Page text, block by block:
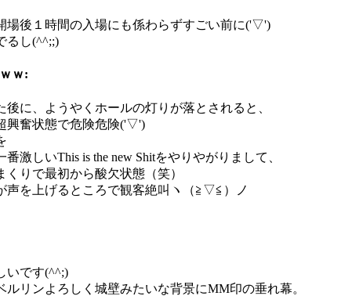
場後１時間の入場にも係わらずすごい前に('▽')
るし(^^;;)
ｗ:
に、ようやくホールの灯りが落とされると、
興奮状態で危険危険('▽')
激しいThis is the new Shitをやりやがりまして、
りで最初から酸欠状態（笑）
声を上げるところで観客絶叫ヽ（≧▽≦）ノ
いです(^^;)
リンよろしく城壁みたいな背景にMM印の垂れ幕。